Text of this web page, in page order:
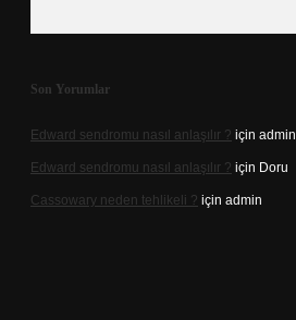
Son Yorumlar
Edward sendromu nasıl anlaşılır ? için admin
Edward sendromu nasıl anlaşılır ? için Doru
Cassowary neden tehlikeli ? için admin